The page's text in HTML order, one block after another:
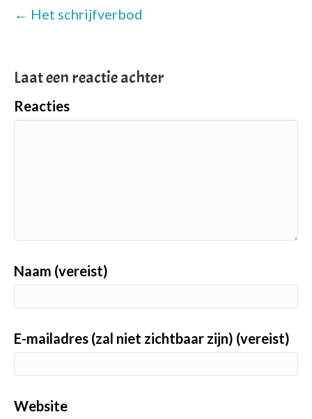
← Het schrijfverbod
Laat een reactie achter
Reacties
Naam (vereist)
E-mailadres (zal niet zichtbaar zijn) (vereist)
Website